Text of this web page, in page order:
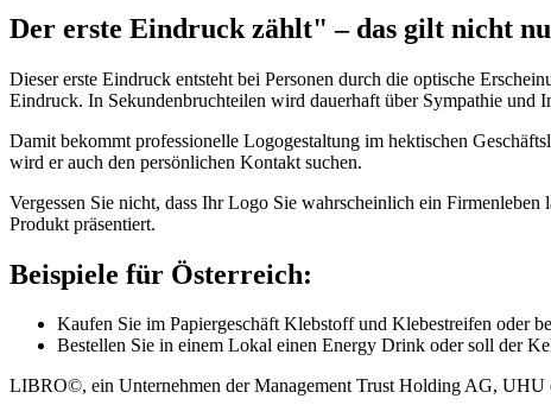
Der erste Eindruck zählt" – das gilt nicht
Dieser erste Eindruck entsteht bei Personen durch die optische
Eindruck. In Sekundenbruchteilen wird dauerhaft über Sympathie und
Damit bekommt professionelle Logogestaltung im hektischen
wird er auch den persönlichen Kontakt suchen.
Vergessen Sie nicht, dass Ihr Logo Sie wahrscheinlich ein
Produkt präsentiert.
Beispiele für Österreich:
Kaufen Sie im Papiergeschäft Klebstoff und Klebestreifen
Bestellen Sie in einem Lokal einen Energy Drink oder soll der
LIBRO©, ein Unternehmen der Management Trust Holding AG,